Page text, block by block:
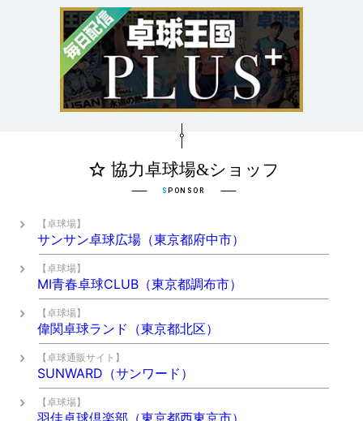
【卓球場】
サンサン卓球広場（東京都府中市）
【卓球場】
MI青春卓球CLUB（東京都調布市）
【卓球場】
偉関卓球ランド（東京都北区）
【卓球通販サイト】
SUNWARD（サンワード）
【卓球場】